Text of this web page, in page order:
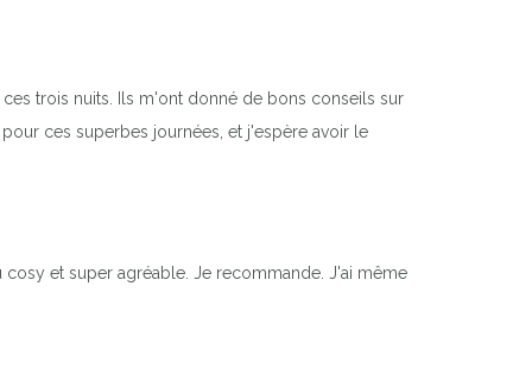
trois nuits. Ils m'ont donné de bons conseils sur
ces superbes journées, et j'espère avoir le
cosy et super agréable. Je recommande. J'ai même